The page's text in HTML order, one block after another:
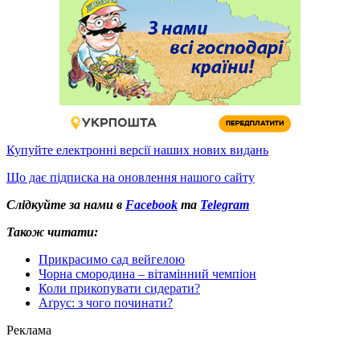
Купуйте електронні версії наших нових видань
Що дає підписка на оновлення нашого сайту
Слідкуйте за нами в Facebook та Telegram
Також читати:
Прикрасимо сад вейгелою
Чорна смородина – вітамінний чемпіон
Коли прикопувати сидерати?
Аґрус: з чого починати?
Реклама